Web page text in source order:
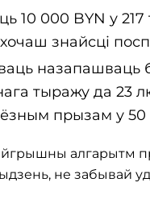
10 000 BYN у
знайсці
назапашваць
тыражу да 23
прызам у 50
алгарытм
не забывай